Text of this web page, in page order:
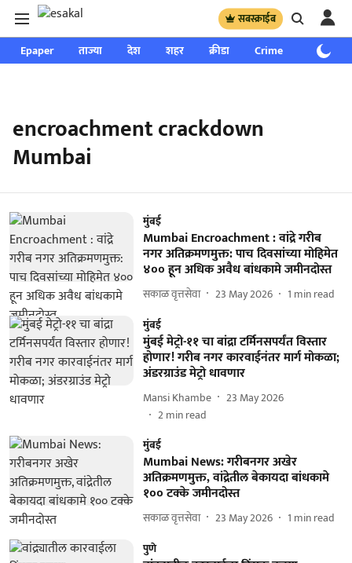
सबस्क्राईब
Epaper ताज्या देश शहर क्रीडा Crime साप्ताहिक
encroachment crackdown
Mumbai
मुंबई
Mumbai Encroachment : वांद्रे गरीब
नगर अतिक्रमणमुक्त: पाच दिवसांच्या मोहिमेत
४०० हून अधिक अवैध बांधकामे जमीनदोस्त
सकाळ वृत्तसेवा 23 May 2026 1 min read
मुंबई
मुंबई मेट्रो-११ चा बांद्रा टर्मिनसपर्यंत विस्तार
होणार! गरीब नगर कारवाईनंतर मार्ग मोकळा;
अंडरग्राउंड मेट्रो धावणार
Mansi Khambe
23 May 2026
2min read
मुंबई
Mumbai News: गरीबनगर अखेर
अतिक्रमणमुक्त, वांद्रेतील बेकायदा बांधकामे
१०० टक्के जमीनदोस्त
सकाळ वृत्तसेवा 23 May 2026 1 min read
पुणे